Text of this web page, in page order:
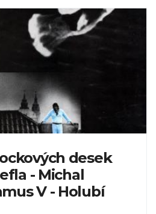
desek
- Michal
V - Holubí